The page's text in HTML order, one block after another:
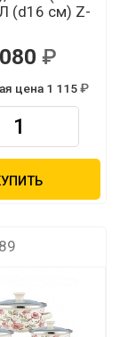
(d16 см) Z-
цена 1 115